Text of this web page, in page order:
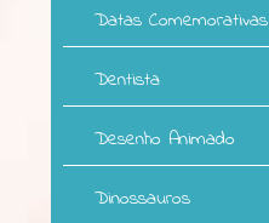
Datas Comemorativas
Dentista
Desenho Animado
Dinossauros